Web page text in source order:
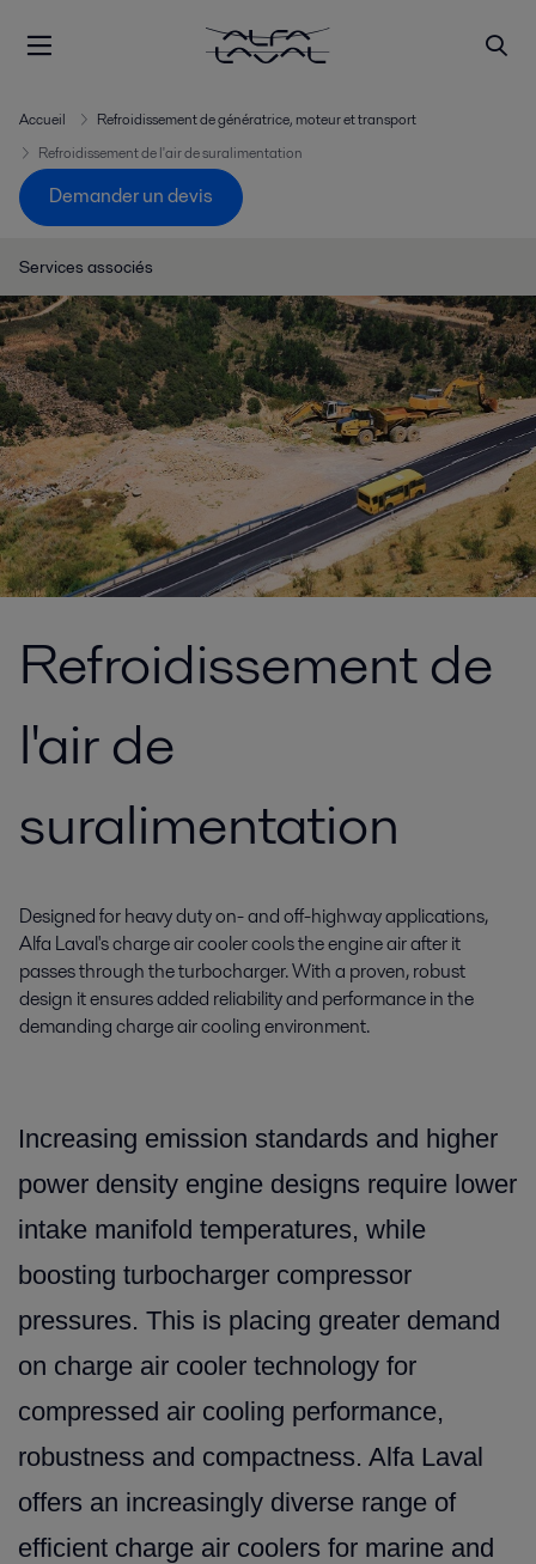
Accueil
Refroidissement de génératrice, moteur et transport
Refroidissement de l'air de suralimentation
Demander un devis
Services associés
Refroidissement de
l'air de
suralimentation
Designed for heavy duty on- and off-highway applications,
Alfa Laval's charge air cooler cools the engine air after it
passes through the turbocharger. With a proven, robust
design it ensures added reliability and performance in the
demanding charge air cooling environment.
Increasing emission standards and higher
power density engine designs require lower
intake manifold temperatures, while
boosting turbocharger compressor
pressures. This is placing greater demand
on charge air cooler technology for
compressed air cooling performance,
robustness and compactness. Alfa Laval
offers an increasingly diverse range of
efficient charge air coolers for marine and